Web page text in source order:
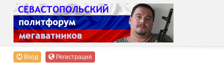
Вход Регистрация